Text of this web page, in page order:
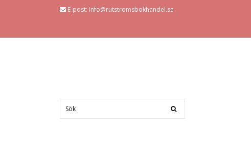
E-post: info@rutstromsbokhandel.se